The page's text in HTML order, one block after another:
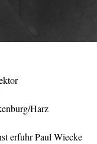
Harz
erfuhr Paul Wiecke